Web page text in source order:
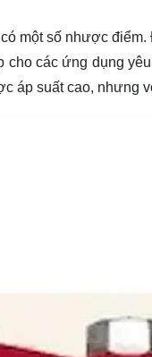
một số nhược
cho các ứng dụng
áp suất cao, nhưng